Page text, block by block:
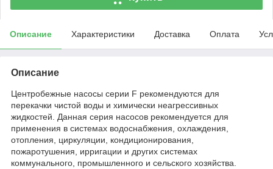
Описание Характеристики Доставка Оплата
Описание
Центробежные насосы серии F рекомендуются для
перекачки чистой воды и химически неагрессивных
жидкостей. Данная серия насосов рекомендуется для
применения в системах водоснабжения, охлаждения,
отопления, циркуляции, кондиционирования,
пожаротушения, ирригации и других системах
коммунального, промышленного и сельского хозяйства.